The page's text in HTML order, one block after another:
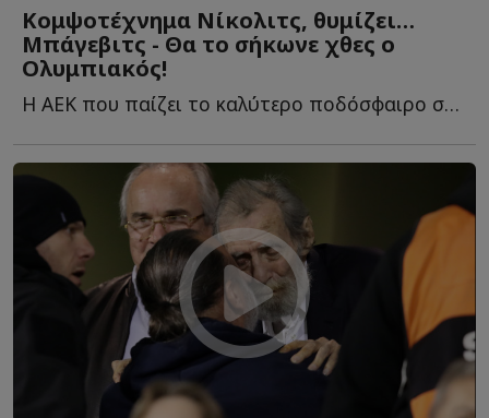
Κομψοτέχνημα Νίκολιτς, θυμίζει…
Μπάγεβιτς - Θα το σήκωνε χθες ο
Ολυμπιακός!
Η ΑΕΚ που παίζει το καλύτερο ποδόσφαιρο στην Ελλάδα, η...